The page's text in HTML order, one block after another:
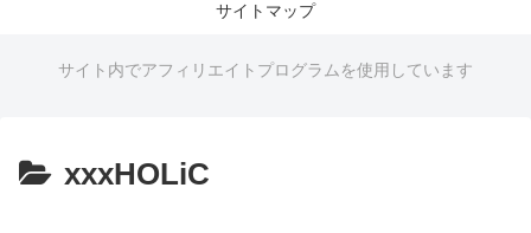
サイトマップ
サイト内でアフィリエイトプログラムを使用しています
xxxHOLiC